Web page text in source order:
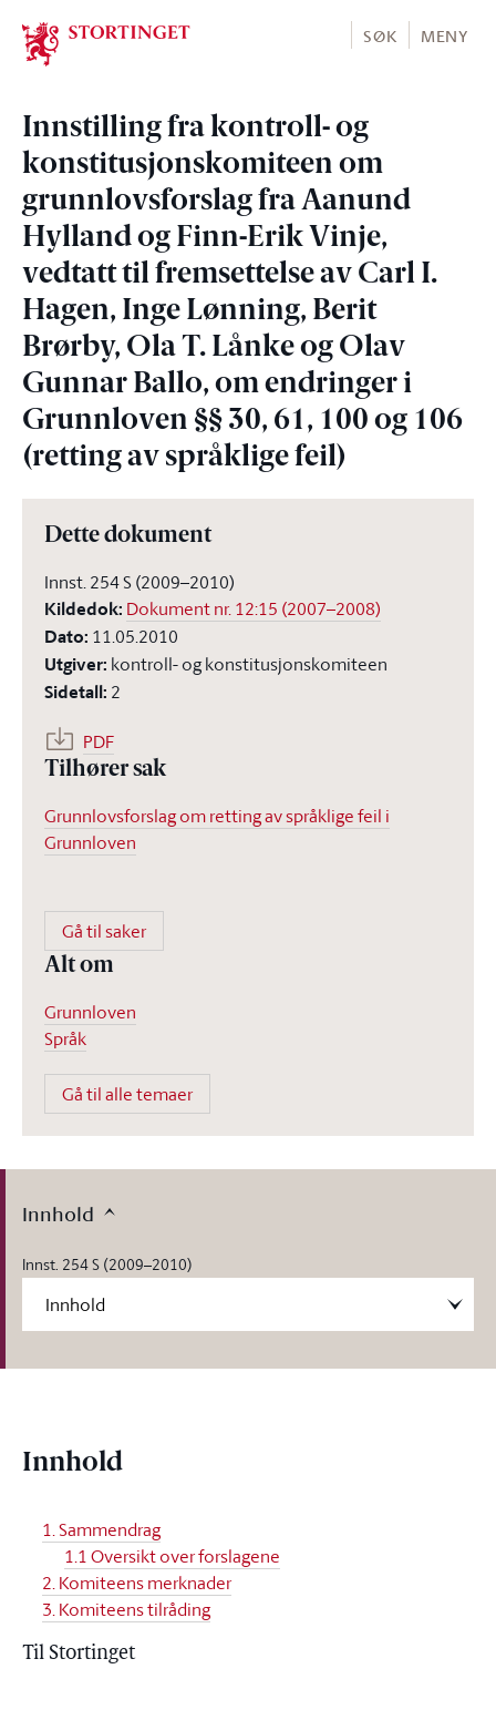
Stortinget.no
SØK MENY
Innstilling fra kontroll- og
konstitusjonskomiteen om
grunnlovsforslag fra Aanund
Hylland og Finn-Erik Vinje,
vedtatt til fremsettelse av Carl I.
Hagen, Inge Lønning, Berit
Brørby, Ola T. Lånke og Olav
Gunnar Ballo, om endringer i
Grunnloven §§ 30, 61, 100 og 106
(retting av språklige feil)
Dette dokument
Innst. 254 S (2009–2010)
Kildedok: Dokument nr. 12:15 (2007–2008)
Dato: 11.05.2010
Utgiver: kontroll- og konstitusjonskomiteen
Sidetall: 2
PDF
Tilhører sak
Grunnlovsforslag om retting av språklige feil i
Grunnloven
Gå til saker
Alt om
Grunnloven
Språk
Gå til alle temaer
Innhold
Innst. 254 S (2009–2010)
Innhold
1. Sammendrag
1.1 Oversikt over forslagene
2. Komiteens merknader
3. Komiteens tilråding
Til Stortinget